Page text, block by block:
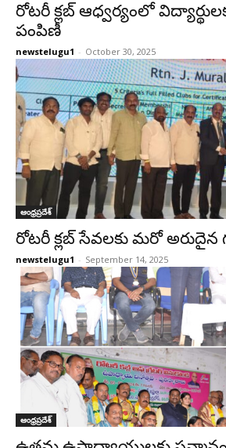
రోటరీ క్లబ్ ఆధ్వర్యంలో
పంపిణీ
newstelugu1 - October 30, 2025
ఆంధ్రప్రదేశ్‌
రోటరీ క్లబ్ సేవలకు మరో అరుదైన
newstelugu1 - September 14, 2025
ఆంధ్రప్రదేశ్‌